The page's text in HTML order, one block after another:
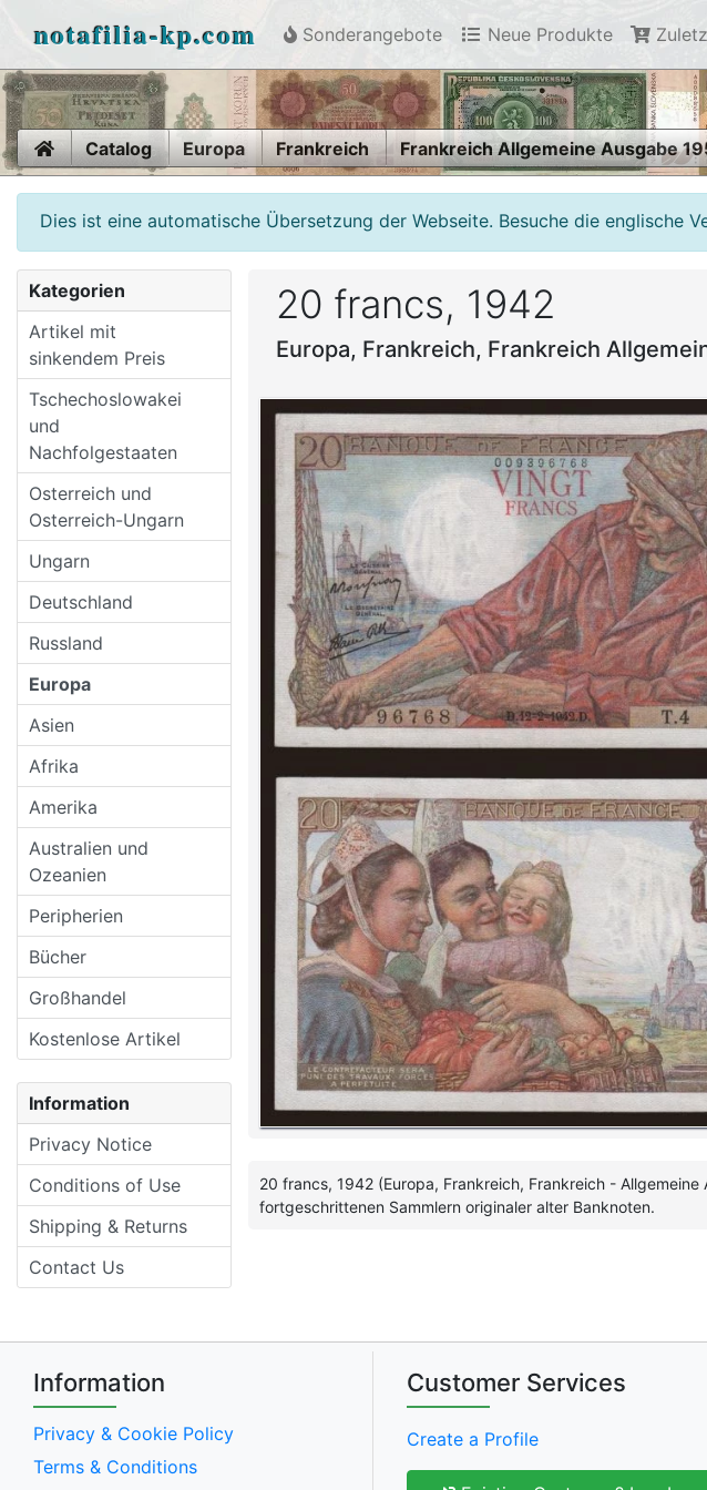
notafilia-kp.com Sonderangebote Neue Produkte
HomeCatalog Europa Frankreich Frankreich Allgemeine Ausgabe
Dies ist eine automatische Übersetzung der Webseite. Besuche die englische
Kategorien
Artikel mit
sinkendem Preis
Tschechoslowakei
und
Nachfolgestaaten
Osterreich und
Osterreich-Ungarn
Ungarn
Deutschland
Russland
Europa
Asien
Afrika
Amerika
Australien und
Ozeanien
Peripherien
Bücher
Großhandel
Kostenlose Artikel
Information
Privacy Notice
Conditions of Use
Shipping & Returns
Contact Us
20 francs, 1942
Europa, Frankreich, Frankreich
20 francs, 1942 (Europa, Frankreich, Frankreich -
fortgeschrittenen Sammlern originaler alter Banknoten.
Information
Privacy & Cookie Policy
Terms & Conditions
Customer Services
Create a Profile